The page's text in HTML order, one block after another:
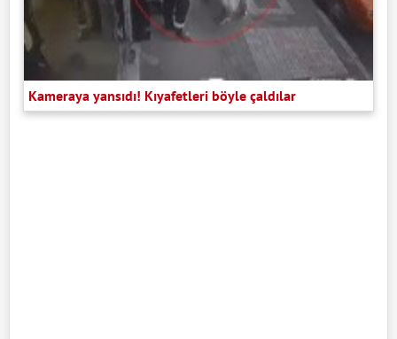
Kameraya yansıdı! Kıyafetleri böyle çaldılar